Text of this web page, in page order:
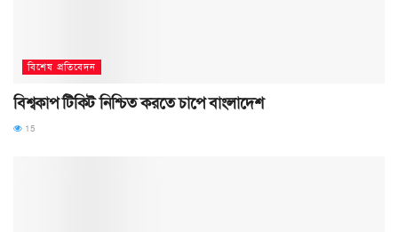
বিশেষ প্রতিবেদন
বিশ্বকাপ টিকিট নিশ্চিত করতে চাপে বাংলাদেশ
15